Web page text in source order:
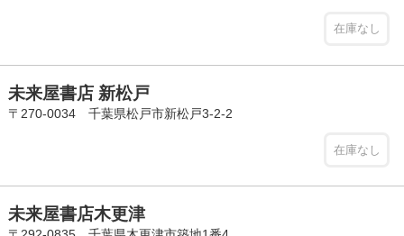
在庫なし
未来屋書店 新松戸
〒270-0034 千葉県松戸市新松戸3-2-2
在庫なし
未来屋書店木更津